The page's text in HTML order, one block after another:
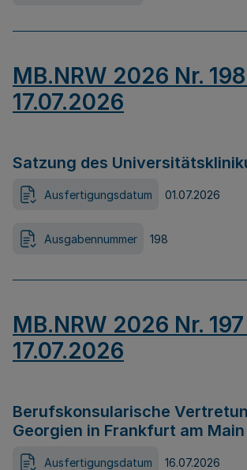
MB.NRW 2026 Nr.
17.07.2026
Satzung des
Ausfertigungsdatum 01.07.2026
Ausgabennummer 198
MB.NRW 2026 Nr.
17.07.2026
Berufskonsularische
Georgien in Frankfurt am Main
Ausfertigungsdatum 16.07.2026